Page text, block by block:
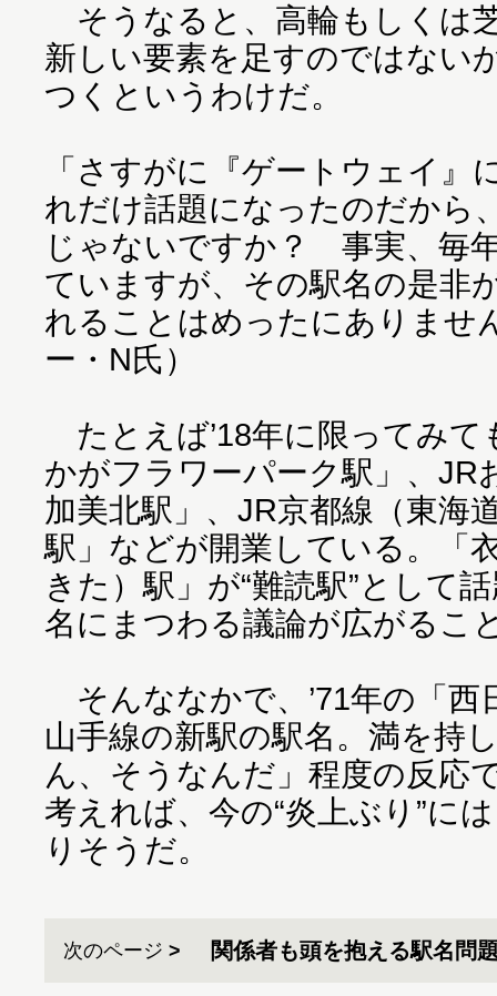
そうなると、高輪もしくは
新しい要素を足すのではない
つくというわけだ。
「さすがに『ゲートウェイ』
れだけ話題になったのだから
じゃないですか？ 事実、毎
ていますが、その駅名の是非
れることはめったにありませ
ー・N氏）
たとえば’18年に限ってみて
かがフラワーパーク駅」、JR
加美北駅」、JR京都線（東海
駅」などが開業している。「
きた）駅」が“難読駅”として
名にまつわる議論が広がるこ
そんななかで、’71年の「西
山手線の新駅の駅名。満を持
ん、そうなんだ」程度の反応
考えれば、今の“炎上ぶり”に
りそうだ。
次のページ 関係者も頭を抱える駅名問